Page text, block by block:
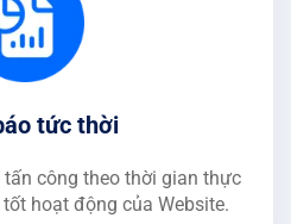
tức thời
công theo thời gian thực
hoạt động của Website.